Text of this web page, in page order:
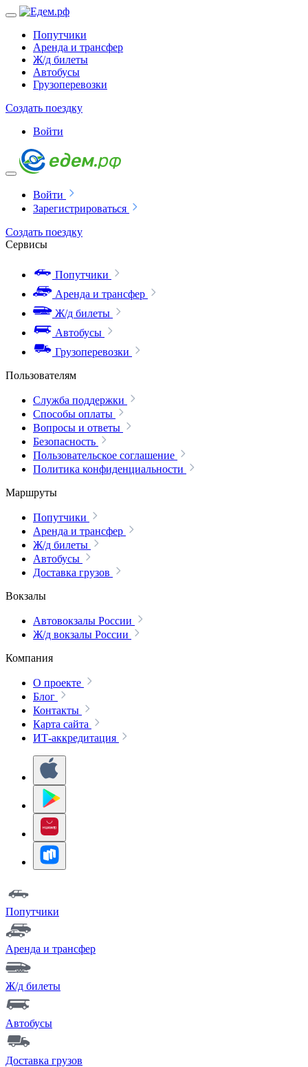
Попутчики
Аренда и трансфер
Ж/д билеты
Автобусы
Грузоперевозки
Создать поездку
Войти
Войти
Зарегистрироваться
Создать поездку
Сервисы
Попутчики
Аренда и трансфер
Ж/д билеты
Автобусы
Грузоперевозки
Пользователям
Служба поддержки
Способы оплаты
Вопросы и ответы
Безопасность
Пользовательское соглашение
Политика конфиденциальности
Маршруты
Попутчики
Аренда и трансфер
Ж/д билеты
Автобусы
Доставка грузов
Вокзалы
Автовокзалы России
Ж/д вокзалы России
Компания
О проекте
Блог
Контакты
Карта сайта
ИТ-аккредитация
Попутчики
Аренда и трансфер
Ж/д билеты
Автобусы
Доставка грузов